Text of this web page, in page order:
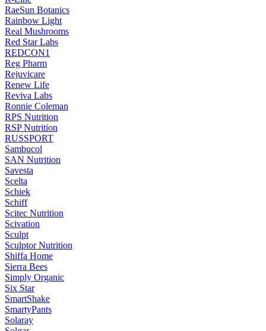
RaeSun Botanics
Rainbow Light
Real Mushrooms
Red Star Labs
REDCON1
Reg Pharm
Rejuvicare
Renew Life
Reviva Labs
Ronnie Coleman
RPS Nutrition
RSP Nutrition
RUSSPORT
Sambucol
SAN Nutrition
Savesta
Scelta
Schiek
Schiff
Scitec Nutrition
Scivation
Sculpt
Sculptor Nutrition
Shiffa Home
Sierra Bees
Simply Organic
Six Star
SmartShake
SmartyPants
Solaray